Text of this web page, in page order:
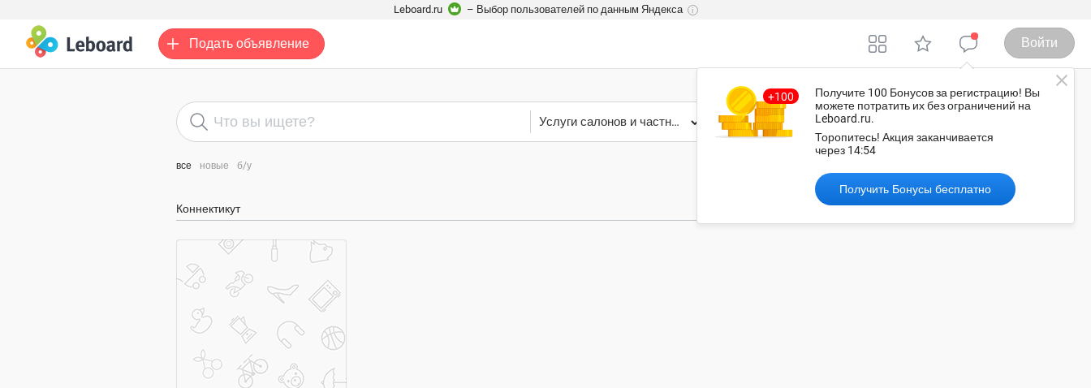
Leboard.ru – Выбор пользователей по данным Яндекса i
Подать объявление Войти
Получите 100 Бонусовза регистрацию! Вы
можете потратить их без ограничений на
Leboard.ru.
Торопитесь! Акция заканчивается
через 14:53
Получить Бонусы бесплатно
Услуги салонов и частных мастеров Феърфилд
все новые б/у
Коннектикут
договорная цена